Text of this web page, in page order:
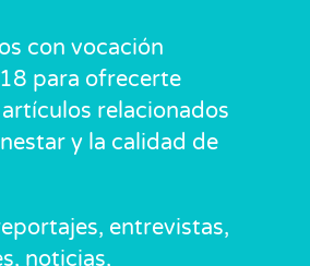
con vocación
para ofrecerte
relacionados
y la calidad de
entrevistas,
noticias,